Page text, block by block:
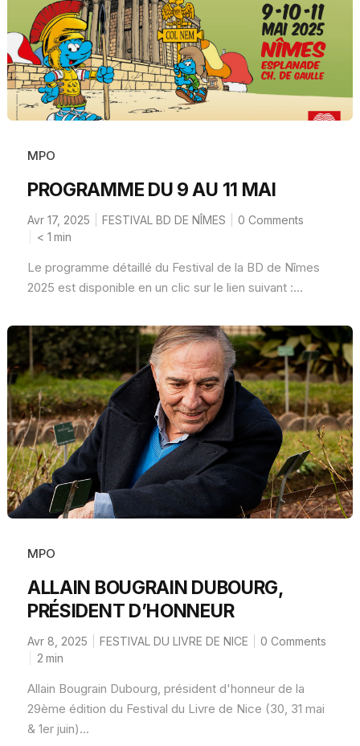
MPO
PROGRAMME DU 9 AU 11 MAI
Avr 17, 2025 FESTIVAL BD DE NÎMES
0 Comments
< 1 min
Le programme détaillé du Festival de la BD de Nîmes
2025 est disponible en un clic sur le lien suivant :...
MPO
ALLAIN BOUGRAIN DUBOURG,
PRÉSIDENT D’HONNEUR
Avr 8, 2025 FESTIVAL DU LIVRE DE NICE
0 Comments
2 min
Allain Bougrain Dubourg, président d'honneur de la
29ème édition du Festival du Livre de Nice (30, 31 mai
& 1er juin)...